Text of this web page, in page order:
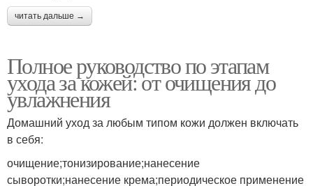
читать дальше →
Полное руководство по этапам
ухода за кожей: от очищения до
увлажнения
Домашний уход за любым типом кожи должен включать
в себя:
очищение;тонизирование;нанесение
сыворотки;нанесение крема;периодическое применение